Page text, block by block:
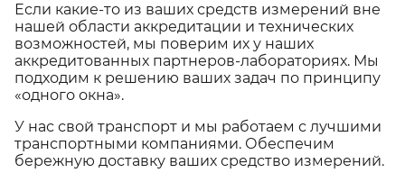
Если какие-то из ваших средств измерений вне
нашей области аккредитации и технических
возможностей, мы поверим их у наших
аккредитованных партнеров-лабораториях. Мы
подходим к решению ваших задач по принципу
«одного окна».
У нас свой транспорт и мы работаем с лучшими
транспортными компаниями. Обеспечим
бережную доставку ваших средство измерений.